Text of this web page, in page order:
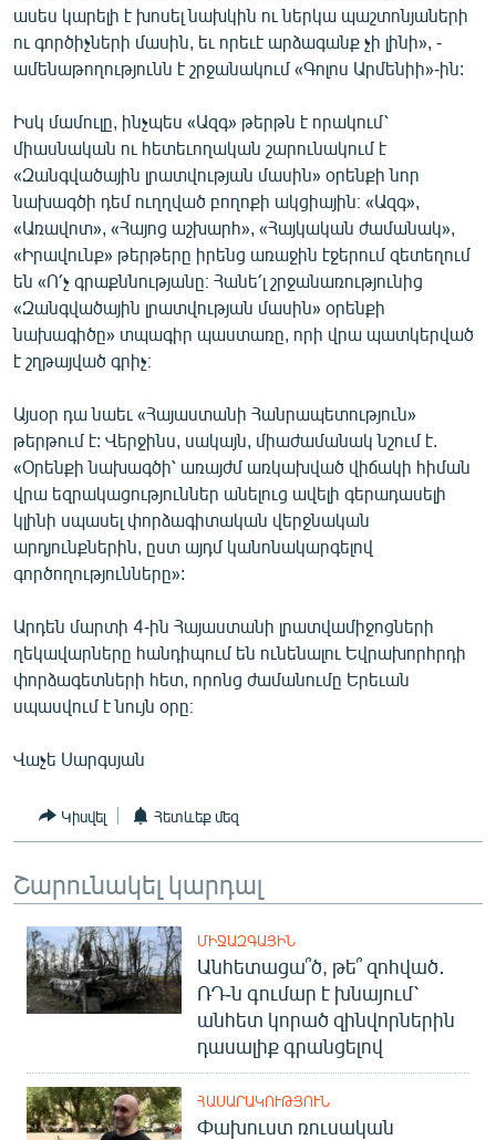
ասես կարելի է խոսել նախկին ու ներկա պաշտոնյաների
ու գործիչների մասին, եւ որեւէ արձագանք չի լինի», -
ամենաթողությունն է շրջանակում «Գոլոս Արմենիի»-ին:
Իսկ մամուլը, ինչպես «Ազգ» թերթն է որակում՝
միասնական ու հետեւողական շարունակում է
«Զանգվածային լրատվության մասին» օրենքի նոր
նախագծի դեմ ուղղված բողոքի ակցիային։ «Ազգ»,
«Առավոտ», «Հայոց աշխարհ», «Հայկական ժամանակ»,
«Իրավունք» թերթերը իրենց առաջին էջերում զետեղում
են «Ո՛չ գրաքննությանը։ Հանե՛լ շրջանառությունից
«Զանգվածային լրատվության մասին» օրենքի
նախագիծը» տպագիր պաստառը, որի վրա պատկերված
է շղթայված գրիչ։
Այսօր դա նաեւ «Հայաստանի Հանրապետություն»
թերթում է: Վերջինս, սակայն, միաժամանակ նշում է.
«Օրենքի նախագծի՝ առայժմ առկախված վիճակի հիման
վրա եզրակացություններ անելուց ավելի գերադասելի
կլինի սպասել փորձագիտական վերջնական
արդյունքներին, ըստ այդմ կանոնակարգելով
գործողությունները»:
Արդեն մարտի 4-ին Հայաստանի լրատվամիջոցների
ղեկավարները հանդիպում են ունենալու Եվրախորհրդի
փորձագետների հետ, որոնց ժամանումը Երեւան
սպասվում է նույն օրը։
Վաչե Սարգսյան
Կիսվել Հետևեք մեզ
Շարունակել կարդալ
ՄԻՋԱԶԳԱՅԻՆ
Անհետացա՞ծ, թե՞ զոհված․
ՌԴ-ն գումար է խնայում՝
անհետ կորած զինվորներին
դասալիք գրանցելով
ՀԱՍԱՐԱԿՈՒԹՅՈՒՆ
Փախուստ ռուսական